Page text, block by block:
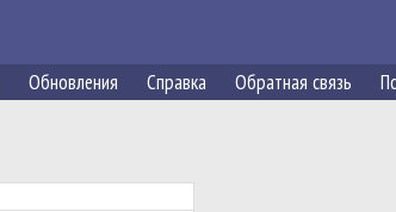
Обновления Справка Обратная связь